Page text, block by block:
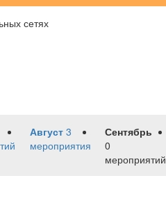
сетях
Август 3
мероприятия
Сентябрь
0
мероприятий